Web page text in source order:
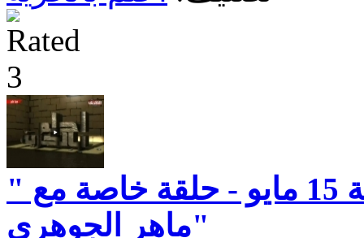
احلم بالحرية - حلقة 15 مايو - حلقة خاصة مع "
ماهر الجوهرى"